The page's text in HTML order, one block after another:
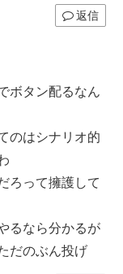
返信
ボタン配るなん
のはシナリオ的
ろって擁護して
るなら分かるが
だのぶん投げ